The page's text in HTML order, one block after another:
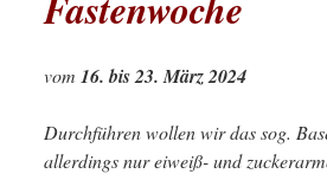
vom 16. bis 23. März 2024
Durchführen wollen wir das sog.
allerdings nur eiweiß- und